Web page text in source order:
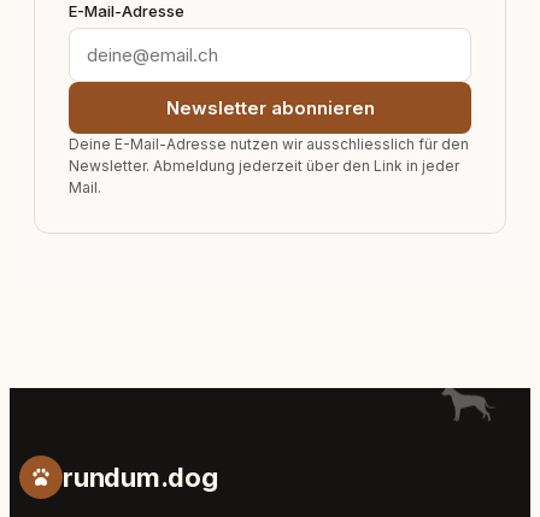
E-Mail-Adresse
Newsletter abonnieren
Deine E-Mail-Adresse nutzen wir ausschliesslich für den
Newsletter. Abmeldung jederzeit über den Link in jeder
Mail.
rundum.dog